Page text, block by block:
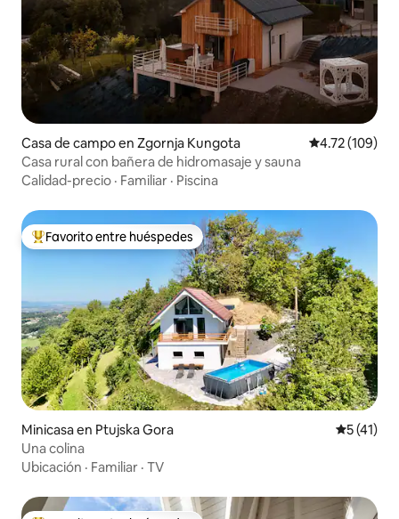
Casa de campo en Zgornja Kungota Calificación
4.72 (109)
Casa rural con bañera de hidromasaje y sauna
Calidad-precio · Familiar · Piscina
Favorito entre huéspedes preferido
Favorito entre huéspedes
Minicasa en Ptujska Gora
5 (41)
Una colina
Ubicación · Familiar · TV